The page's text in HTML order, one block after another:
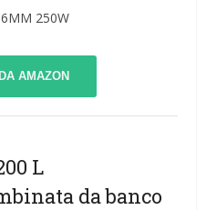
250W
AMAZON
L
da banco